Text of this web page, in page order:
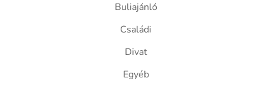
Buliajánló
Családi
Divat
Egyéb